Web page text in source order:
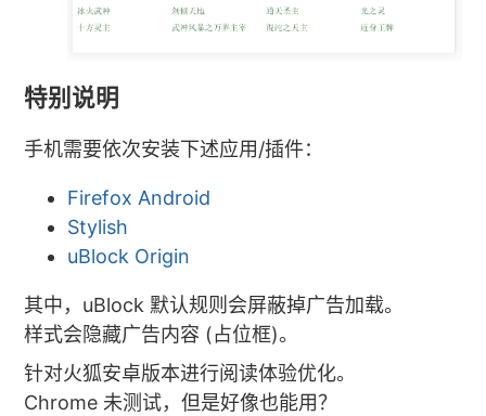
特别说明
手机需要依次安装下述应用/插件：
Firefox Android
Stylish
uBlock Origin
其中，uBlock 默认规则会屏蔽掉广告加载。
样式会隐藏广告内容 (占位框)。
针对火狐安卓版本进行阅读体验优化。
Chrome 未测试，但是好像也能用？